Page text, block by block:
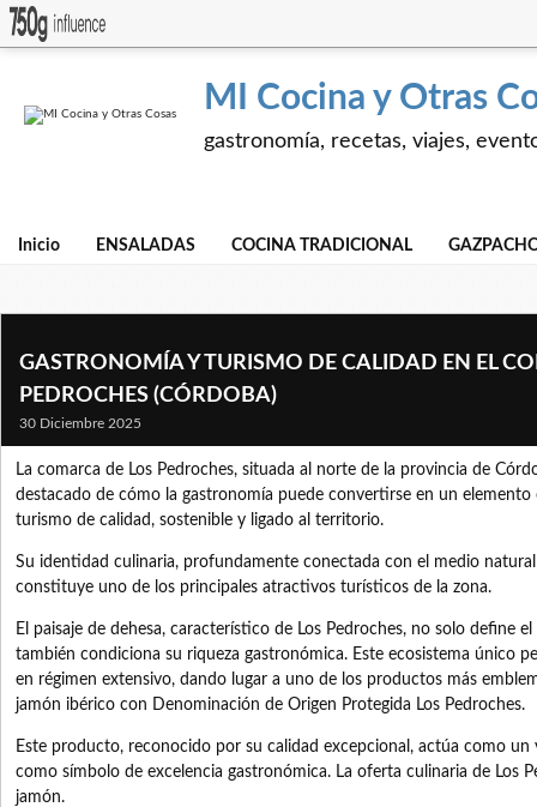
MI Cocina y Otras
gastronomía, recetas, viajes,
Inicio ENSALADAS COCINA TRADICIONAL
GASTRONOMÍA Y TURISMO DE CALIDAD EN EL
PEDROCHES (CÓRDOBA)
30 Diciembre 2025
La comarca de Los Pedroches, situada al norte de la provincia de
destacado de cómo la gastronomía puede convertirse en un elemento
turismo de calidad, sostenible y ligado al territorio.
Su identidad culinaria, profundamente conectada con el medio
constituye uno de los principales atractivos turísticos de la zona.
El paisaje de dehesa, característico de Los Pedroches, no solo define
también condiciona su riqueza gastronómica. Este ecosistema único
en régimen extensivo, dando lugar a uno de los productos más
jamón ibérico con Denominación de Origen Protegida Los Pedroches.
Este producto, reconocido por su calidad excepcional, actúa como
como símbolo de excelencia gastronómica. La oferta culinaria de Los
jamón.